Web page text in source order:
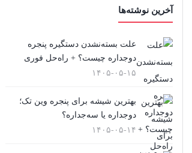
پنجره دوجداره UPVC
پنجره دوجداره آلمینیوم
پنجره دوجداره چوبی
(2)
پنجره سنتی UPVC
آخرین نوشته‌ها
علت بسته‌نشدن دستگیره پنجره
دوجداره چیست؟ + راه‌حل فوری
۱۴۰۵-۰۵-۱۵
بهترین شیشه برای پنجره وین تک؛
دوجداره یا سه‌جداره؟
۱۴۰۵-۰۵-۱۴